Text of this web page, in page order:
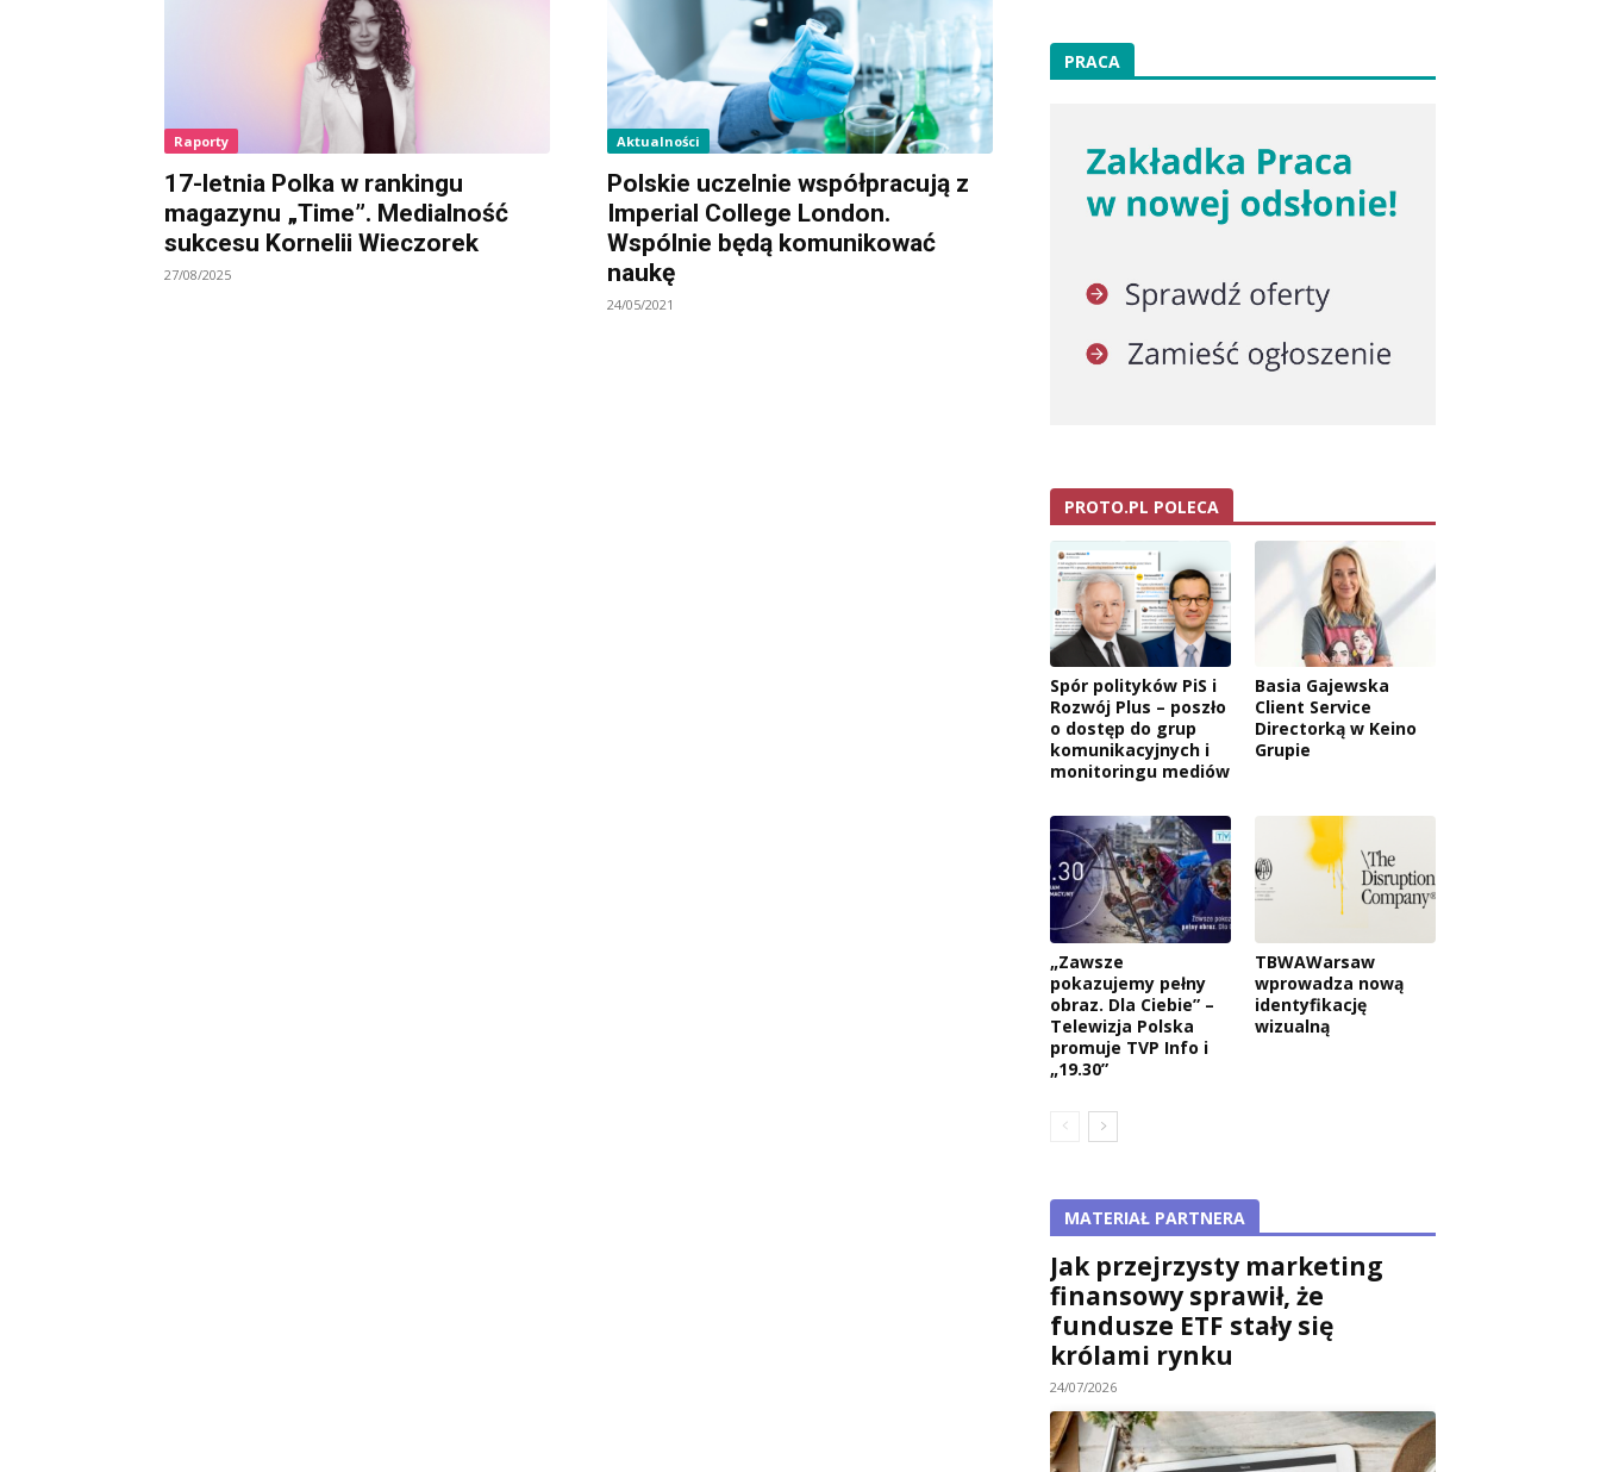
Raporty
17-letnia Polka w rankingu
magazynu „Time”. Medialność
sukcesu Kornelii Wieczorek
27/08/2025
Aktualności
Polskie uczelnie współpracują z
Imperial College London.
Wspólnie będą komunikować
naukę
24/05/2021
PRACA
PROTO.PL POLECA
Spór polityków PiS i
Rozwój Plus – poszło
o dostęp do grup
komunikacyjnych i
monitoringu mediów
Basia Gajewska
Client Service
Directorką w Keino
Grupie
„Zawsze
pokazujemy pełny
obraz. Dla Ciebie” –
Telewizja Polska
promuje TVP Info i
„19.30”
TBWAWarsaw
wprowadza nową
identyfikację
wizualną
MATERIAŁ PARTNERA
Jak przejrzysty marketing
finansowy sprawił, że
fundusze ETF stały się
królami rynku
24/07/2026